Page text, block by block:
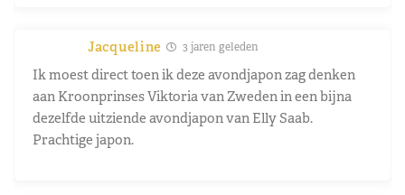
Jacqueline 3 jaren geleden
Ik moest direct toen ik deze avondjapon zag denken
aan Kroonprinses Viktoria van Zweden in een bijna
dezelfde uitziende avondjapon van Elly Saab.
Prachtige japon.